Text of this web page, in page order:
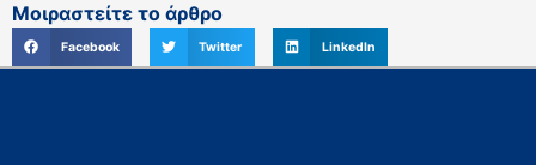
Μοιραστείτε το άρθρο
Facebook Twitter LinkedIn